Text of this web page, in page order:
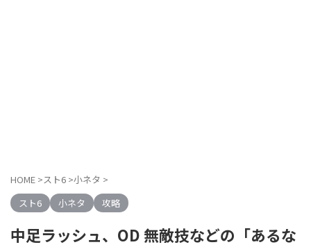
HOME >スト6 >小ネタ >
スト6
小ネタ 攻略
中足ラッシュ、OD 無敵技などの「あるな